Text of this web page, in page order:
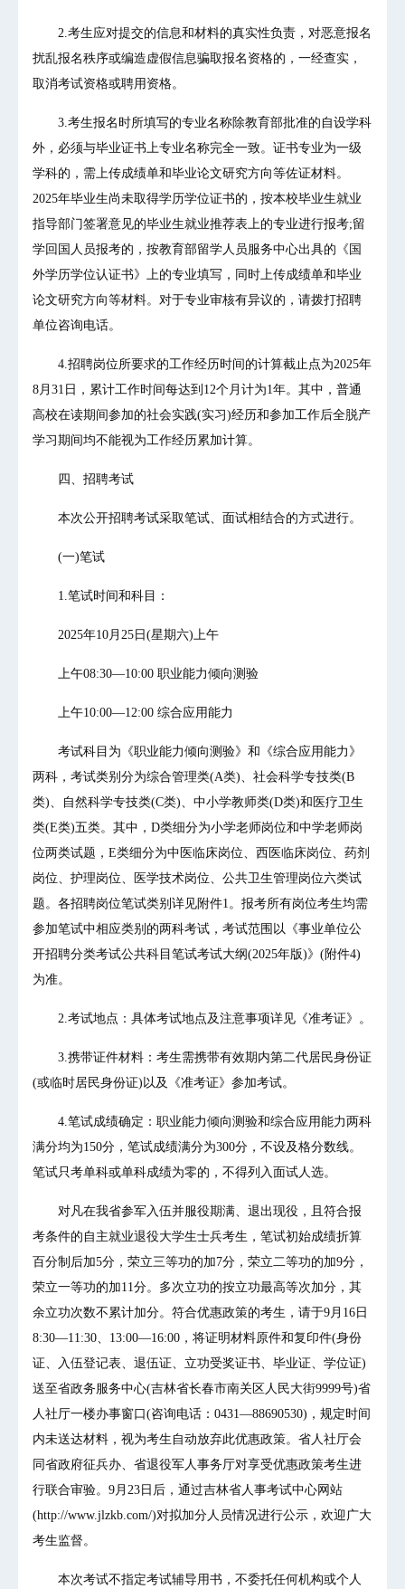
2.考生应对提交的信息和材料的真实性负责，对恶意报名
扰乱报名秩序或编造虚假信息骗取报名资格的，一经查实，
取消考试资格或聘用资格。
3.考生报名时所填写的专业名称除教育部批准的自设学科
外，必须与毕业证书上专业名称完全一致。证书专业为一级
学科的，需上传成绩单和毕业论文研究方向等佐证材料。
2025年毕业生尚未取得学历学位证书的，按本校毕业生就业
指导部门签署意见的毕业生就业推荐表上的专业进行报考;留
学回国人员报考的，按教育部留学人员服务中心出具的《国
外学历学位认证书》上的专业填写，同时上传成绩单和毕业
论文研究方向等材料。对于专业审核有异议的，请拨打招聘
单位咨询电话。
4.招聘岗位所要求的工作经历时间的计算截止点为2025年
8月31日，累计工作时间每达到12个月计为1年。其中，普通
高校在读期间参加的社会实践(实习)经历和参加工作后全脱产
学习期间均不能视为工作经历累加计算。
四、招聘考试
本次公开招聘考试采取笔试、面试相结合的方式进行。
(一)笔试
1.笔试时间和科目：
2025年10月25日(星期六)上午
上午08:30—10:00 职业能力倾向测验
上午10:00—12:00 综合应用能力
考试科目为《职业能力倾向测验》和《综合应用能力》
两科，考试类别分为综合管理类(A类)、社会科学专技类(B
类)、自然科学专技类(C类)、中小学教师类(D类)和医疗卫生
类(E类)五类。其中，D类细分为小学老师岗位和中学老师岗
位两类试题，E类细分为中医临床岗位、西医临床岗位、药剂
岗位、护理岗位、医学技术岗位、公共卫生管理岗位六类试
题。各招聘岗位笔试类别详见附件1。报考所有岗位考生均需
参加笔试中相应类别的两科考试，考试范围以《事业单位公
开招聘分类考试公共科目笔试考试大纲(2025年版)》(附件4)
为准。
2.考试地点：具体考试地点及注意事项详见《准考证》。
3.携带证件材料：考生需携带有效期内第二代居民身份证
(或临时居民身份证)以及《准考证》参加考试。
4.笔试成绩确定：职业能力倾向测验和综合应用能力两科
满分均为150分，笔试成绩满分为300分，不设及格分数线。
笔试只考单科或单科成绩为零的，不得列入面试人选。
对凡在我省参军入伍并服役期满、退出现役，且符合报
考条件的自主就业退役大学生士兵考生，笔试初始成绩折算
百分制后加5分，荣立三等功的加7分，荣立二等功的加9分，
荣立一等功的加11分。多次立功的按立功最高等次加分，其
余立功次数不累计加分。符合优惠政策的考生，请于9月16日
8:30—11:30、13:00—16:00，将证明材料原件和复印件(身份
证、入伍登记表、退伍证、立功受奖证书、毕业证、学位证)
送至省政务服务中心(吉林省长春市南关区人民大街9999号)省
人社厅一楼办事窗口(咨询电话：0431—88690530)，规定时间
内未送达材料，视为考生自动放弃此优惠政策。省人社厅会
同省政府征兵办、省退役军人事务厅对享受优惠政策考生进
行联合审验。9月23日后，通过吉林省人事考试中心网站
(http://www.jlzkb.com/)对拟加分人员情况进行公示，欢迎广大
考生监督。
本次考试不指定考试辅导用书，不委托任何机构或个人